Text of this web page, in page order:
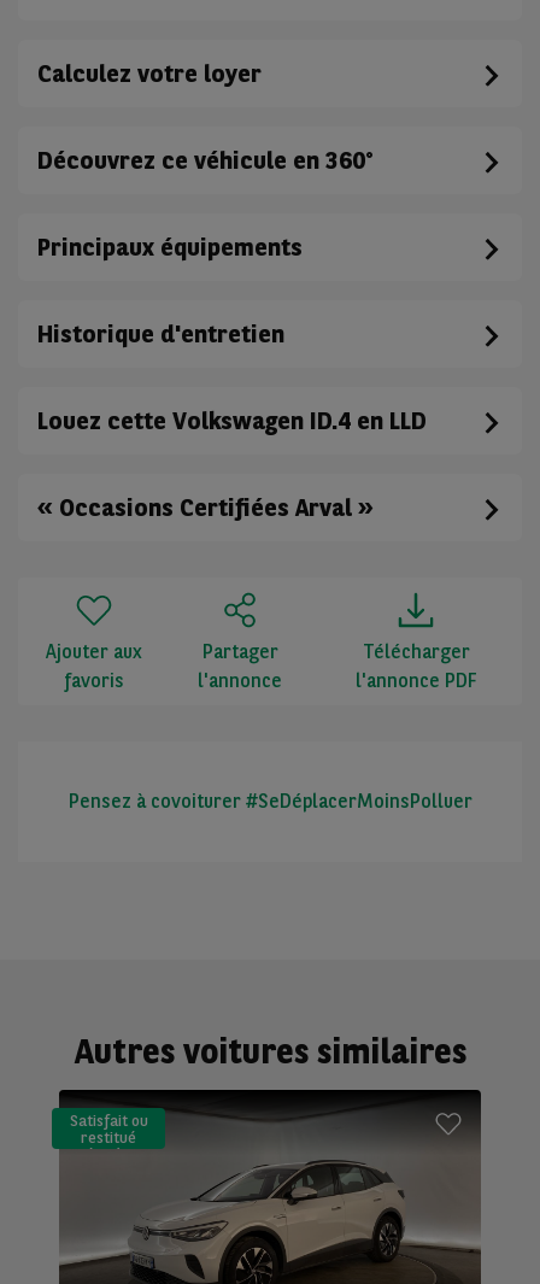
Calculez votre loyer
Découvrez ce véhicule en 360°
Principaux équipements
Historique d'entretien
Louez cette Volkswagen ID.4 en LLD
« Occasions Certifiées Arval »
Ajouter aux
favoris
Partager
l'annonce
Télécharger
l'annonce PDF
Pensez à covoiturer #SeDéplacerMoinsPolluer
Autres voitures similaires
Satisfait ou
restitué
(LLD)*